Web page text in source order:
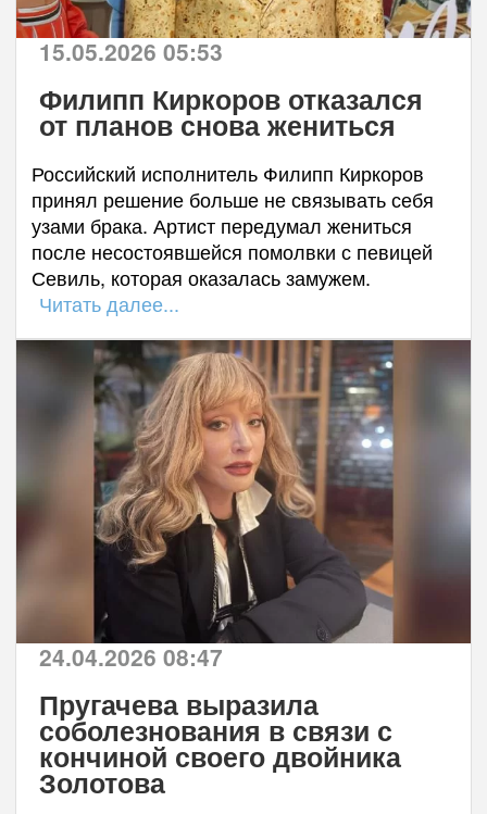
15.05.2026 05:53
Филипп Киркоров отказался
от планов снова жениться
Российский исполнитель Филипп Киркоров
принял решение больше не связывать себя
узами брака. Артист передумал жениться
после несостоявшейся помолвки с певицей
Севиль, которая оказалась замужем.
Читать далее...
24.04.2026 08:47
Пругачева выразила
соболезнования в связи с
кончиной своего двойника
Золотова